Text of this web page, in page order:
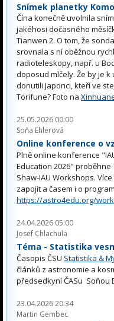
Snímek planetky
Čína konečně uvolnila
jakéhosi dočasného
Tianwen 2. O tom, že
srovnala s ní oběžnou
radioteleskopy, např. u
doposud mlčely. Že by je
donutili Japonci, kteří ve
Torifune? Foto na
25.05.2026 00:00
Soňa Ehlerová
Online konference o
Plně online konference
Education 2026" proběhne
Shaw-IAU Workshops.
zapojit a časem i o
https://astro4edu.org/
24.04.2026 05:00
Josef Chlachula
Téma - Statistika
Časopis ČSU Statistika &
článků z astronomie a
předsedkyní ČASu Soňou
23.04.2026 20:34
Martin Gembec